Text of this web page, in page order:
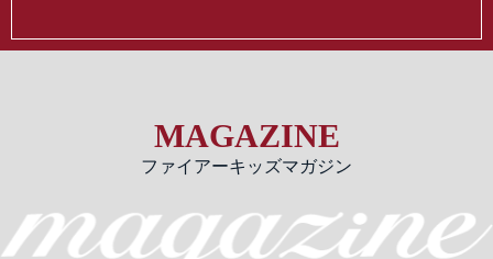
MAGAZINE
ファイアーキッズマガジン